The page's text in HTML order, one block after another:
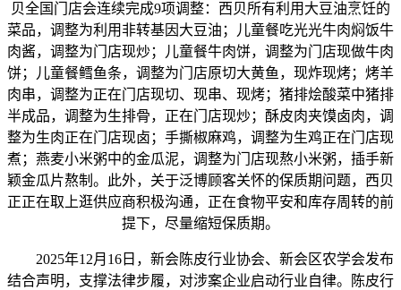
贝全国门店会连续完成9项调整：西贝所有利用大豆油烹饪的
菜品，调整为利用非转基因大豆油；儿童餐吃光光牛肉焖饭牛
肉酱，调整为门店现炒；儿童餐牛肉饼，调整为门店现做牛肉
饼；儿童餐鳕鱼条，调整为门店原切大黄鱼，现炸现烤；烤羊
肉串，调整为正在门店现切、现串、现烤；猪排烩酸菜中猪排
半成品，调整为生排骨，正在门店现炒；酥皮肉夹馍卤肉，调
整为生肉正在门店现卤；手撕椒麻鸡，调整为生鸡正在门店现
煮；燕麦小米粥中的金瓜泥，调整为门店现熬小米粥，插手新
颖金瓜片熬制。此外，关于泛博顾客关怀的保质期问题，西贝
正正在取上逛供应商积极沟通，正在食物平安和库存周转的前
提下，尽量缩短保质期。
2025年12月16日，新会陈皮行业协会、新会区农学会发布
结合声明，支撑法律步履，对涉案企业启动行业自律。陈皮行